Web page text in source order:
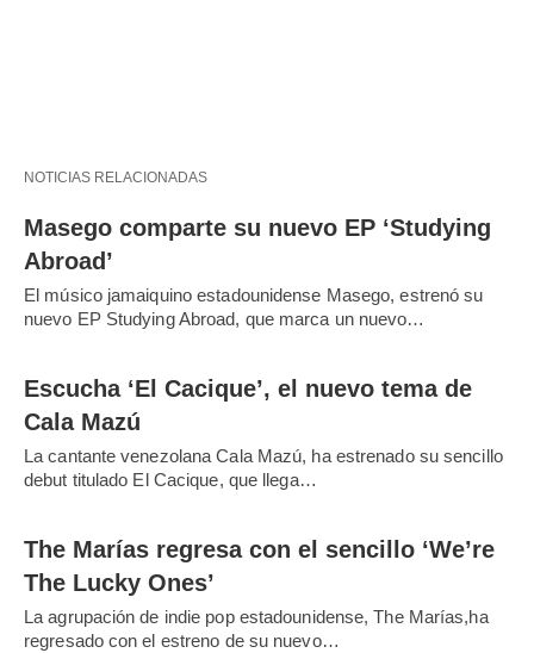
NOTICIAS RELACIONADAS
Masego comparte su nuevo EP ‘Studying
Abroad’
El músico jamaiquino estadounidense Masego, estrenó su
nuevo EP Studying Abroad, que marca un nuevo…
Escucha ‘El Cacique’, el nuevo tema de
Cala Mazú
La cantante venezolana Cala Mazú, ha estrenado su sencillo
debut titulado El Cacique, que llega…
The Marías regresa con el sencillo ‘We’re
The Lucky Ones’
La agrupación de indie pop estadounidense, The Marías,ha
regresado con el estreno de su nuevo…